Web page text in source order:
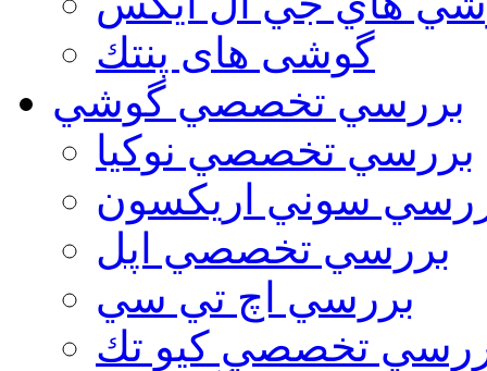
گوشی های پنتك
بررسي تخصصي گوشي
بررسي تخصصي نوكيا
سوني اريكسون
بررسي تخصصي اپل
بررسي اچ تي سي
تخصصي كيو تك